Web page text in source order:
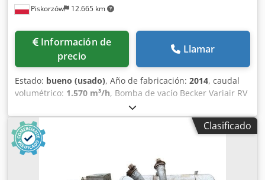
Piskorzów 12.665 km
Información de
precio
Llamar
Estado: bueno (usado), Año de fabricación: 2014, caudal
volumétrico: 1.570 m³/h, Bomba de vacío Becker Variair RV
2.1944/10 Presión relativa: +410 mbar Caudal volumétrico:
1570 m3/h Djdpev Anv Tofx Agyock Peso: 60 Kg + 21 kg
inversor
Clasificado